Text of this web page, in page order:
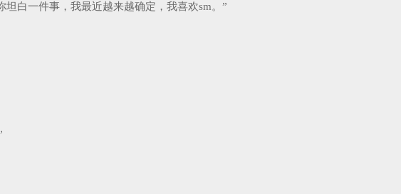
白一件事，我最近越来越确定，我喜欢sm。”